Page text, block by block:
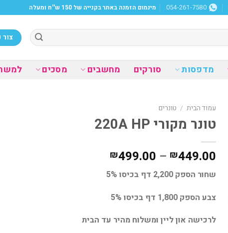
054-261-7580 מינמום הזמנה באתר בקנייה של 150 ש''ח ומעלה
מדפסות סורקים מחשבים מסכים
עמוד הבית / טונרים
טונר מקורי 220A HP
₪449.00
–
₪499.00
מחירים:
שחור הספק 2,200 דף בכיסו 5%
צבע הספק 1,800 דף בכיסו 5%
לרכישה און ליין ומשלוח מהיר עד הבית